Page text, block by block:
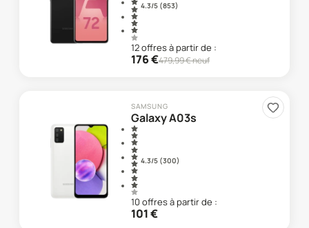
4.3/5 (853)
12offresà partir de :
176€479,99€ neuf
SAMSUNG
Galaxy A03s
4.3/5 (300)
10 offresà partir de :
101€